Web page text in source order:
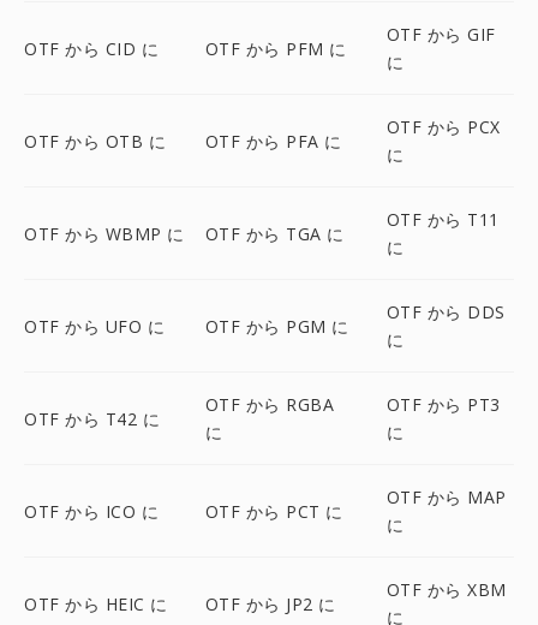
OTF から CID に OTF から PFM に
OTF から GIF
に
OTF から OTB に OTF から PFA に
OTF から PCX
に
OTF から WBMP に OTF から TGA に
OTF から T11
に
OTF から UFO に OTF から PGM に
OTF から DDS
に
OTF から T42 に
OTF から RGBA
に
OTF から PT3
に
OTF から ICO に OTF から PCT に
OTF から MAP
に
OTF から HEIC に OTF から JP2 に
OTF から XBM
に